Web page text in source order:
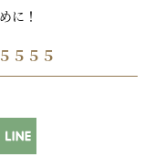
に！
５５５